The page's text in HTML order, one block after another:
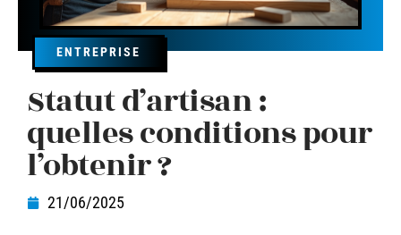
ENTREPRISE
Statut d’artisan :
quelles conditions pour
l’obtenir ?
21/06/2025